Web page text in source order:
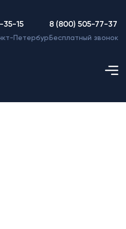
35-15
Петербурге
8 (800) 505-77-37
Бесплатный звонок